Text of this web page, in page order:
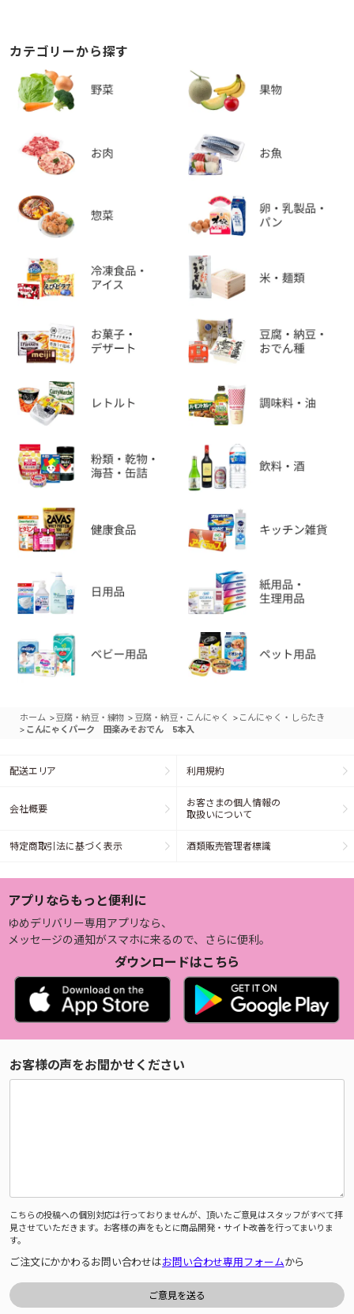
カテゴリーから探す
ホーム >豆腐・納豆・練物 > 豆腐・納豆・こんにゃく > こんにゃく・しらたき
> こんにゃくパーク 田楽みそおでん 5本入
配送エリア 利用規約
会社概要
お客さまの個人情報の
取扱いについて
特定商取引法に基づく表示 酒類販売管理者標識
アプリならもっと便利に
ゆめデリバリー専用アプリなら、
メッセージの通知がスマホに来るので、さらに便利。
ダウンロードはこちら
お客様の声をお聞かせください
こちらの投稿への個別対応は行っておりませんが、頂いたご意見はスタッフがすべて拝
見させていただきます。お客様の声をもとに商品開発・サイト改善を行ってまいりま
す。
ご注文にかかわるお問い合わせはお問い合わせ専用フォームから